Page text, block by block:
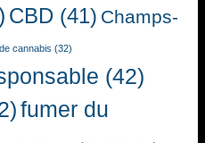
CBD (41) Champs-
cannabis (32)
(42)
fumer du